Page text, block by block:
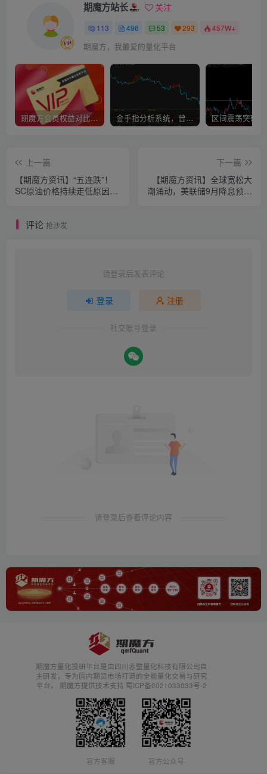
期魔方站长 关注
113 496 53 293 457W+
期魔方，我最爱的量化平台
期魔方会员权益对比，总有一项适合您！ 金手指分析系统，曾经市场价39800
上一篇
【期魔方资讯】“五连跌”！
SC原油价格持续走低原因分
下一篇
【期魔方资讯】全球宽松大
潮涌动，美联储9月降息预期
评论 抢沙发
请登录后发表评论
登录 注册
社交账号登录
请登录后查看评论内容
期魔方量化投研平台是由四川赤壁量化科技有限公司自
主研发，专为国内期货市场打造的全能量化交易与研究
平台。 期魔方提供技术支持 蜀ICP备2021033033号-2
官方客服 官方公众号